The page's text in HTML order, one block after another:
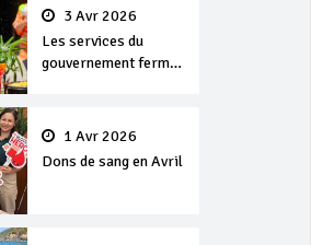
3 Avr 2026
Les services du
gouvernement fermés
Songkran
1 Avr 2026
Dons de sang en Avril